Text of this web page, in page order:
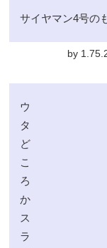
サイヤマン4号の
by
ウ
タ
ど
こ
ろ
か
ス
ラ